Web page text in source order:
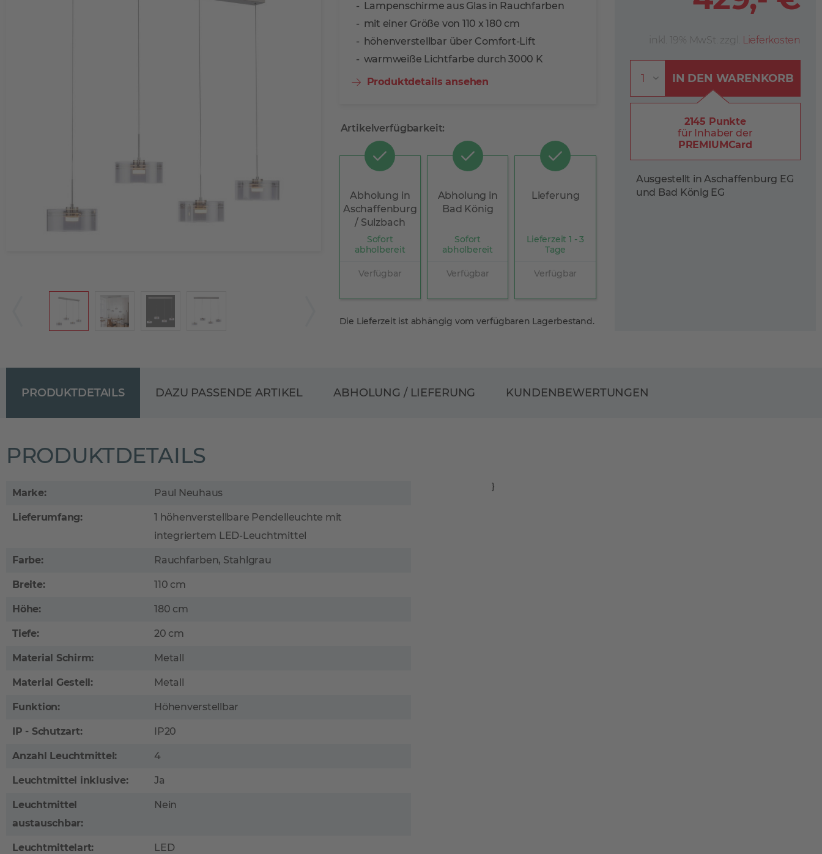
Lampenschirme aus Glas in Rauchfarben
mit einer Größe von 110 x 180 cm
höhenverstellbar über Comfort-Lift
warmweiße Lichtfarbe durch 3000 K
Produktdetails ansehen
Artikelverfügbarkeit:
Abholung in
Aschaffenburg
/ Sulzbach
Sofort
abholbereit
Verfügbar
Abholung in
Bad König
Sofort
abholbereit
Verfügbar
Lieferung
Lieferzeit 1 - 3
Tage
Verfügbar
Die Lieferzeit ist abhängig vom verfügbaren Lagerbestand.
inkl. 19% MwSt. zzgl. Lieferkosten
IN DEN WARENKORB
2145 Punkte
für Inhaber der
PREMIUMCard
Ausgestellt in Aschaffenburg EG
und Bad König EG
PRODUKTDETAILS
PRODUKTDETAILS
Marke: Paul Neuhaus
Lieferumfang:
1 höhenverstellbare Pendelleuchte mit
integriertem LED-Leuchtmittel
Farbe: Rauchfarben, Stahlgrau
Breite: 110 cm
Höhe: 180 cm
Tiefe: 20 cm
Material Schirm: Metall
Material Gestell: Metall
Funktion: Höhenverstellbar
IP - Schutzart: IP20
Anzahl Leuchtmittel: 4
Leuchtmittel inklusive: Ja
Leuchtmittel
austauschbar:
Nein
Leuchtmittelart: LED
}
DAZU PASSENDE ARTIKEL ABHOLUNG / LIEFERUNG KUNDENBEWERTUNGEN